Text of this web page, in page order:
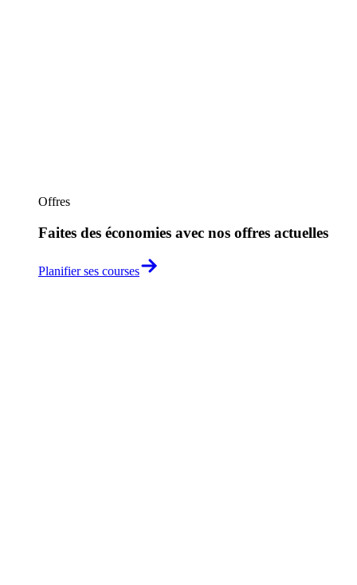
Offres
Faites des économies avec nos offres actuelles
Planifier ses courses